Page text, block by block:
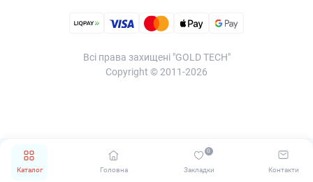
Каталог Головна Закладки
0
Контакти
Всі права захищені "GOLD TECH"
Copyright © 2011-2026